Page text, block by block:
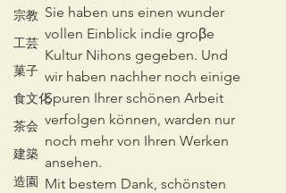
宗教
工芸
菓子
食文化
茶会
建築
造園
Sie haben uns einen wunder
vollen Einblick indie groβe
Kultur Nihons gegeben. Und
wir haben nachher noch einige
Spuren Ihrer schönen Arbeit
verfolgen können, warden nur
noch mehr von Ihren Werken
ansehen.
Mit bestem Dank, schönsten